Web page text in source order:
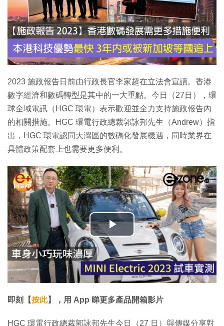
2023 施政報告日前由行政長官李家超在立法會宣讀。香港
數字經濟和數碼轉型是其中的一大重點。今日（27日），環
球全域電訊（HGC 環電）表示歡迎並全力支持施政報告內
的相關措施。HGC 環電行政總裁郭詠邦先生（Andrew）指
出，HGC 環電認同大灣區的數碼化發展機遇，同時業界在
具體政策配套上也需要更多便利。
播
放
影
片
即刻【按此】，用 App 睇更多產品開箱影片
HGC 環電行政總裁郭詠邦先生今日（27 日）與傳媒分享對